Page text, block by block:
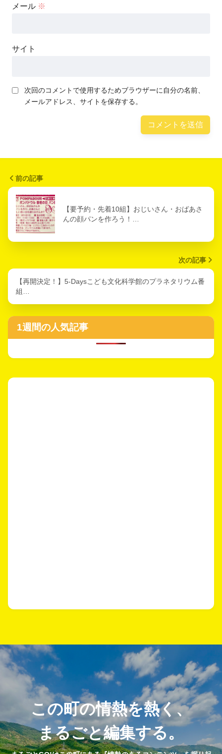
メール ※
サイト
次回のコメントで使用するためブラウザーに自分の名前、
メールアドレス、サイトを保存する。
前の記事
【要予約・先着10組】おじいさん・おばあさ
んの顔パンを作ろう！…
次の記事
【再開決定！】5-Daysこども文化科学館のプラネタリウム番
組…
1週間の人気記事
この町の情熱を熱く、
まるごと編集する。